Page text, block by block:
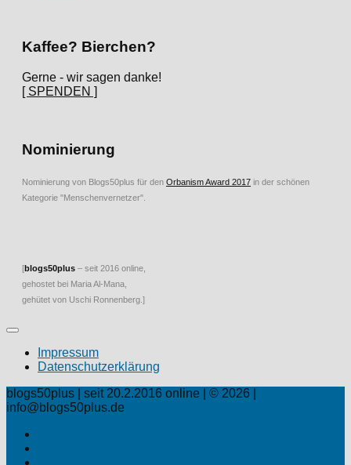
Kaffee? Bierchen?
Gerne - wir sagen danke!
[ SPENDEN ]
Nominierung
Nominierung von Blogs50plus für den Orbanism Award 2017 in der schönen
Kategorie "Menschenvernetzer".
[blogs50plus – seit 2016 online,
gehostet bei Maria Al-Mana,
gehütet von Uschi Ronnenberg.]
Impressum
Datenschutzerklärung
blogs50plus | seit 20.2.2016 online | © 2026 |
info@blogs50plus.de